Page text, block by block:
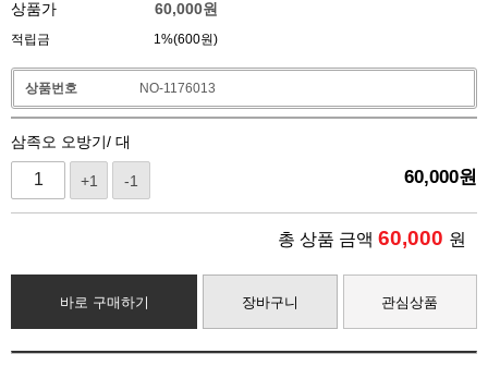
상품가 60,000원
적립금 1%(600원)
상품번호 NO-1176013
삼족오 오방기/ 대
+1 -1 60,000원
총 상품 금액 60,000 원
바로 구매하기 장바구니 관심상품